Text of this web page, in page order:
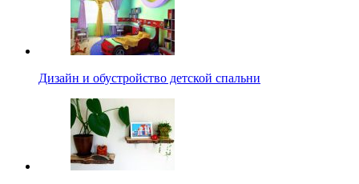
Дизайн и обустройство детской спальни